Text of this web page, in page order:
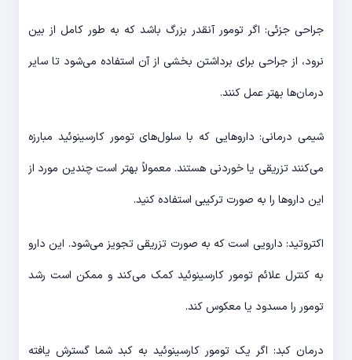
جراحی جزئی: اگر تومور آنقدر بزرگ باشد که به طور کامل از بین
نرود، از جراحی برای برداشتن بخشی از آن استفاده می‌شود تا سایر
درمان‌ها بهتر عمل کنند.
شیمی درمانی: داروهایی که با سلول‌های تومور کارسینوئید مبارزه
می‌کنند تزریقی یا خوردنی هستند. معمولاً بهتر است چندین مورد از
این داروها را به صورت ترکیبی استفاده کنید.
اکتروتید: دارویی است که به صورت تزریقی تجویز می‌شود. این دارو
به کنترل علائم تومور کارسینوئید کمک می‌کند و ممکن است رشد
تومور را مسدود یا معکوس کند.
درمان کبد: اگر یک تومور کارسینوئید به کبد شما گسترش یافته